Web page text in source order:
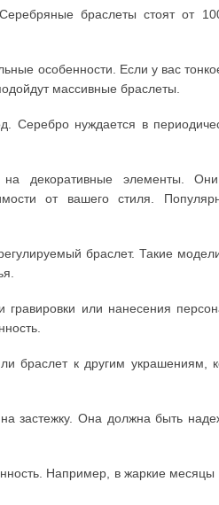
браслеты стоят от
особенности. Если у вас
массивные браслеты.
Серебро нуждается в
декоративные элементы.
от вашего стиля.
браслет. Такие
гравировки или нанесения
браслет к другим украшениям,
застежку. Она должна быть
Например, в жаркие месяцы